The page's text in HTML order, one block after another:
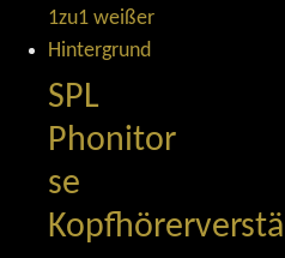
SPL
Phonitor
se